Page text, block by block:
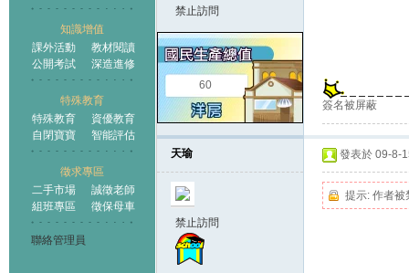
知識增值
課外活動
教材閱讀
公開考試
深造進修
特殊教育
特殊教育
資優教育
自閉寶寶
智能評估
徵求專區
二手市場
誠徵老師
組班專區
徵保母車
聯絡管理員
禁止訪問
60
簽名被屏蔽
天瑜
禁止訪問
發表於 09-8-
提示: 作者被